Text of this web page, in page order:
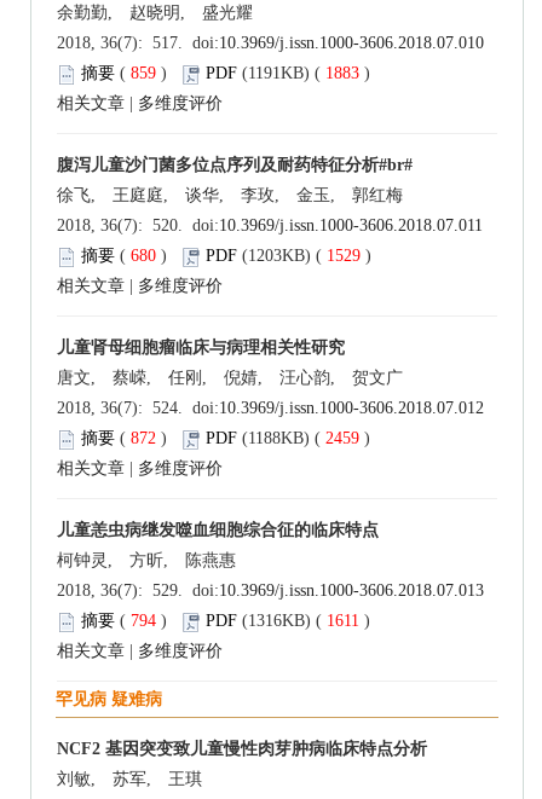
余勤勤, 赵晓明, 盛光耀
2018, 36(7): 517. doi:10.3969/j.issn.1000-3606.2018.07.010
摘要 ( 859 ) PDF (1191KB) ( 1883 )
相关文章
多维度评价
腹泻儿童沙门菌多位点序列及耐药特征分析#br#
徐飞, 王庭庭, 谈华, 李玫, 金玉, 郭红梅
2018, 36(7): 520. doi:10.3969/j.issn.1000-3606.2018.07.011
摘要 ( 680 ) PDF (1203KB) ( 1529 )
相关文章
多维度评价
儿童肾母细胞瘤临床与病理相关性研究
唐文, 蔡嵘, 任刚, 倪婧, 汪心韵, 贺文广
2018, 36(7): 524. doi:10.3969/j.issn.1000-3606.2018.07.012
摘要 ( 872 ) PDF (1188KB) ( 2459 )
相关文章
多维度评价
儿童恙虫病继发噬血细胞综合征的临床特点
柯钟灵, 方昕, 陈燕惠
2018, 36(7): 529. doi:10.3969/j.issn.1000-3606.2018.07.013
摘要 ( 794 ) PDF (1316KB) ( 1611 )
相关文章
多维度评价
罕见病 疑难病
NCF2 基因突变致儿童慢性肉芽肿病临床特点分析
刘敏, 苏军, 王琪